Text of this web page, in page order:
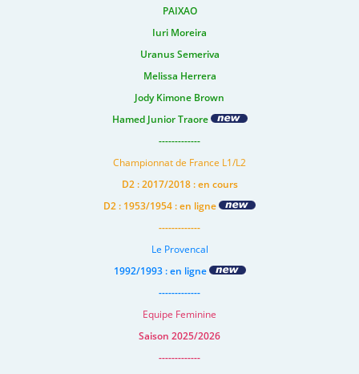
PAIXAO
Iuri Moreira
Uranus Semeriva
Melissa Herrera
Jody Kimone Brown
Hamed Junior Traore
-------------
Championnat de France L1/L2
D2 : 2017/2018 : en cours
D2 : 1953/1954 : en ligne
-------------
Le Provencal
1992/1993 : en ligne
-------------
Equipe Feminine
Saison 2025/2026
-------------